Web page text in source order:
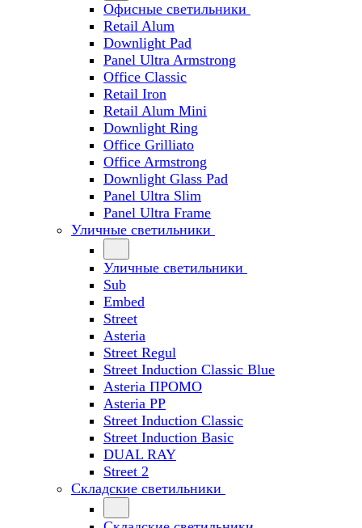
Офисные светильники
Retail Alum
Downlight Pad
Panel Ultra Armstrong
Office Classic
Retail Iron
Retail Alum Mini
Downlight Ring
Office Grilliato
Office Armstrong
Downlight Glass Pad
Panel Ultra Slim
Panel Ultra Frame
Уличные светильники
Уличные светильники
Sub
Embed
Street
Asteria
Street Regul
Street Induction Classic Blue
Asteria ПРОМО
Asteria PP
Street Induction Classic
Street Induction Basic
DUAL RAY
Street 2
Складские светильники